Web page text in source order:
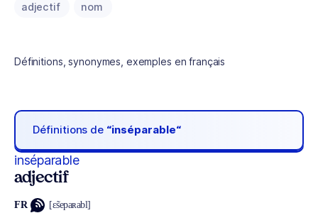
adjectif nom
Définitions, synonymes, exemples en français
Définitions de “inséparable“
inséparable
adjectif
FR [ɛ̃sepaʀabl]